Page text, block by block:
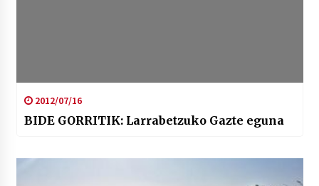
2012/07/16
BIDE GORRITIK: Larrabetzuko Gazte eguna